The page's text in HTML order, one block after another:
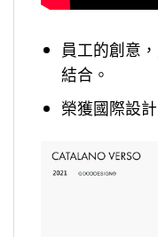
員工的創意
結合。
榮獲國際設